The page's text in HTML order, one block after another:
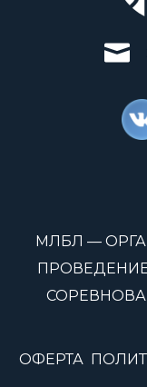
МЛБЛ —
ОФЕРТА